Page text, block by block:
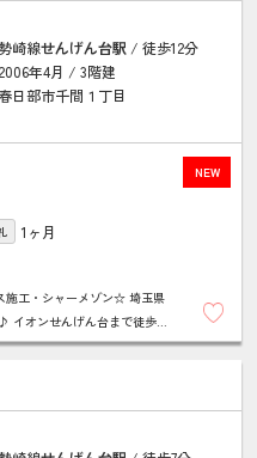
崎線せんげん台駅 / 徒歩12分
年4月 / 3階建
日部市千間１丁目
NEW
1ヶ月
施工・シャーメゾン☆ 埼玉県
イオンせんげん台まで徒歩5
は丸吉住宅センターまで★